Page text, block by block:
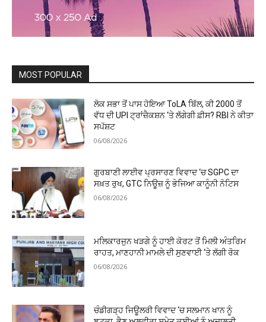
MOST POPULAR
ਲੋਕ ਸਭਾ ਤੋਂ ਪਾਸ ਹੋਇਆ ToLA ਬਿੱਲ, ਕੀ ₹2000 ਤੋਂ
ਵੱਧ ਦੀ UPI ਟ੍ਰਾਂਜ਼ੈਕਸ਼ਨ ‘ਤੇ ਲੱਗੇਗੀ ਫ਼ੀਸ? RBI ਨੇ ਕੀਤਾ
ਸਪੱਸ਼ਟ
06/08/2026
ਗੁਰਬਾਣੀ ਲਾਈਵ ਪ੍ਰਸਾਰਣ ਵਿਵਾਦ ‘ਚ SGPC ਦਾ
ਸਖ਼ਤ ਰੁਖ, GTC ਨਿਊਜ਼ ਨੂੰ ਭੇਜਿਆ ਕਾਨੂੰਨੀ ਨੋਟਿਸ
06/08/2026
ਮਲਿਕਾਰਜੁਨ ਖੜਗੇ ਨੂੰ ਹਾਈ ਕੋਰਟ ਤੋਂ ਮਿਲੀ ਅੰਤਰਿਮ
ਰਾਹਤ, ਮਾਣਹਾਨੀ ਮਾਮਲੇ ਦੀ ਸੁਣਵਾਈ ‘ਤੇ ਲੱਗੀ ਰੋਕ
06/08/2026
ਚੰਡੀਗੜ੍ਹ ਜਿਊਲਰੀ ਵਿਵਾਦ ‘ਚ ਸਲਮਾਨ ਖਾਨ ਨੂੰ